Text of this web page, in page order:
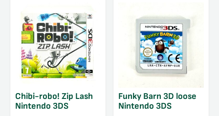
Chibi-robo! Zip Lash
Nintendo 3DS
Funky Barn 3D loose
Nintendo 3DS